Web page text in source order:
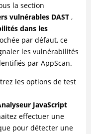
la section
vulnérables DAST,
dans les
par défaut, ce
les vulnérabilités
par AppScan.
les options de test
JavaScript
effectuer une
pour détecter une